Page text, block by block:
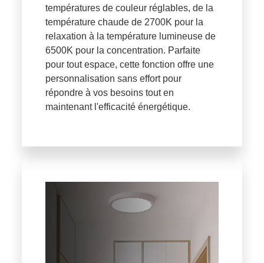
températures de couleur réglables, de la
température chaude de 2700K pour la
relaxation à la température lumineuse de
6500K pour la concentration. Parfaite
pour tout espace, cette fonction offre une
personnalisation sans effort pour
répondre à vos besoins tout en
maintenant l'efficacité énergétique.